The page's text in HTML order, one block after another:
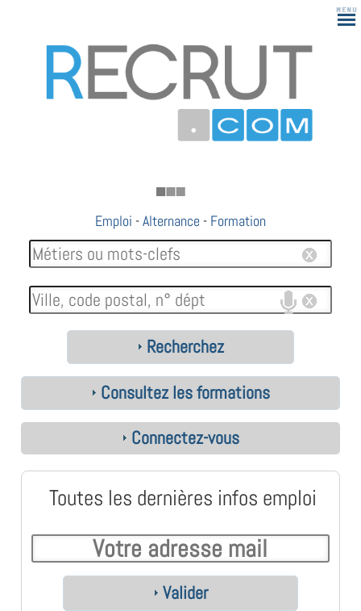
183
Emploi -Alternance - Formation
Recherchez
Consultez les formations
Connectez-vous
Toutes les dernières infos emploi
Valider